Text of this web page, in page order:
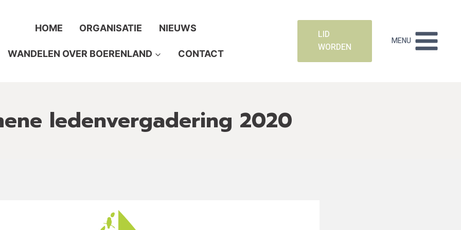
HOME ORGANISATIE NIEUWS
WANDELEN OVER BOERENLAND CONTACT
LID
WORDEN
MENU
ledenvergadering 2020